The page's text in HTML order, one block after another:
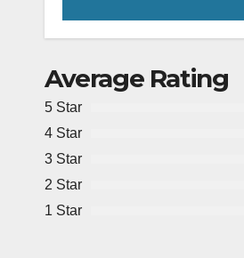
tavanomaista
ripeämpää
piristymistä
Average Rating
5 Star
4 Star
3 Star
2 Star
1 Star